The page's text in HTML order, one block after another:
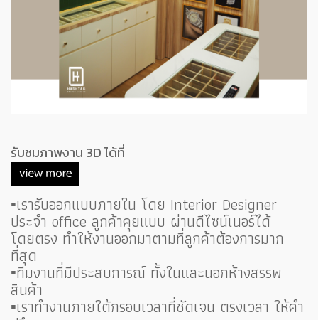
รับชมภาพงาน 3D ได้ที่
▪️เรารับออกแบบภายใน โดย Interior Designer
ประจำ office ลูกค้าคุยแบบ ผ่านดีไซน์เนอร์ได้
โดยตรง ทำให้งานออกมาตามที่ลูกค้าต้องการมาก
ที่สุด
▪️ทีมงานที่มีประสบการณ์ ทั้งในและนอกห้างสรรพ
สินค้า
▪️เราทำงานภายใต้กรอบเวลาที่ชัดเจน ตรงเวลา ให้คำ